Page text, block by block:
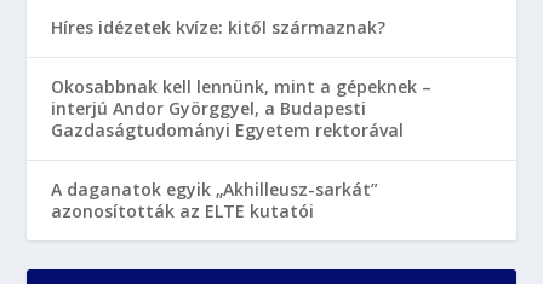
Híres idézetek kvíze: kitől származnak?
Okosabbnak kell lennünk, mint a gépeknek –
interjú Andor Györggyel, a Budapesti
Gazdaságtudományi Egyetem rektorával
A daganatok egyik „Akhilleusz-sarkát”
azonosították az ELTE kutatói